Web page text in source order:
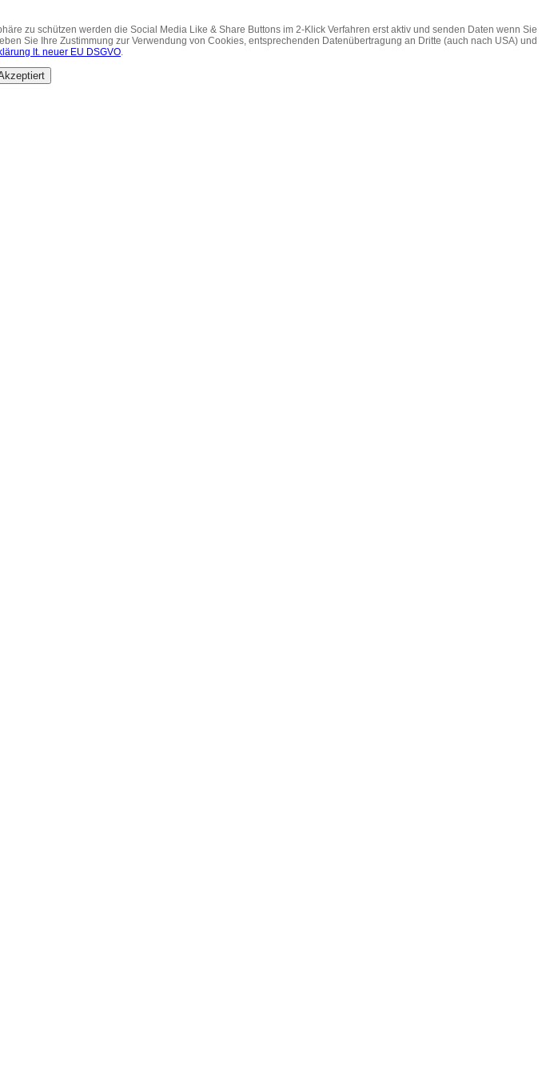
zu schützen werden die Social Media Like & Share Buttons im 2-Klick Verfahren erst aktiv und senden Daten wenn Sie
Sie Ihre Zustimmung zur Verwendung von Cookies, entsprechenden Datenübertragung an Dritte (auch nach USA) und
lt. neuer EU DSGVO.